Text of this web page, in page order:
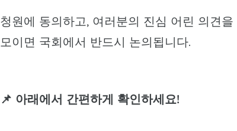
청원에 동의하고, 여러분의 진심 어린 의견
모이면 국회에서 반드시 논의됩니다.
📌 아래에서 간편하게 확인하세요!